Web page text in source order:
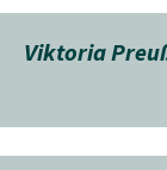
Viktoria